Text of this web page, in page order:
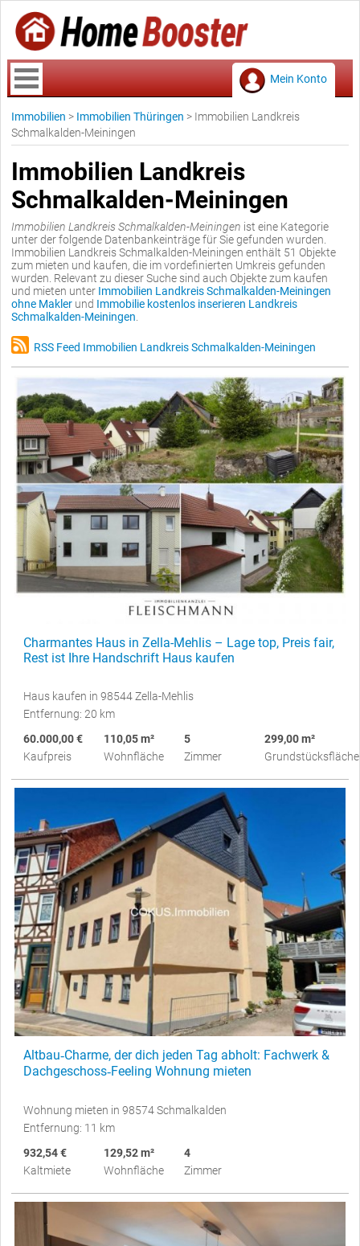
Mein Konto
Immobilien > Immobilien Thüringen > Immobilien Landkreis
Schmalkalden-Meiningen
Immobilien Landkreis
Schmalkalden-Meiningen
Immobilien Landkreis Schmalkalden-Meiningen ist eine Kategorie
unter der folgende Datenbankeinträge für Sie gefunden wurden.
Immobilien Landkreis Schmalkalden-Meiningen enthält 51 Objekte
zum mieten und kaufen, die im vordefinierten Umkreis gefunden
wurden. Relevant zu dieser Suche sind auch Objekte zum kaufen
und mieten unter Immobilien Landkreis Schmalkalden-Meiningen
ohne Makler und Immobilie kostenlos inserieren Landkreis
Schmalkalden-Meiningen
RSS Feed Immobilien Landkreis Schmalkalden-Meiningen
Charmantes Haus in Zella-Mehlis – Lage top, Preis fair,
Rest ist Ihre Handschrift Haus kaufen
Haus kaufen in 98544 Zella-Mehlis
Entfernung: 20 km
60.000,00 €
Kaufpreis
110,05 m²
Wohnfläche
5
Zimmer
299,00 m²
Grundstücksfläche
Altbau‑Charme, der dich jeden Tag abholt: Fachwerk &
Dachgeschoss‑Feeling Wohnung mieten
Wohnung mieten in 98574 Schmalkalden
Entfernung: 11 km
932,54 €
Kaltmiete
129,52 m²
Wohnfläche
4
Zimmer